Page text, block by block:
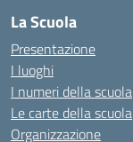
La Scuola
Presentazione
I luoghi
I numeri della scuola
Le carte della scuola
Organizzazione